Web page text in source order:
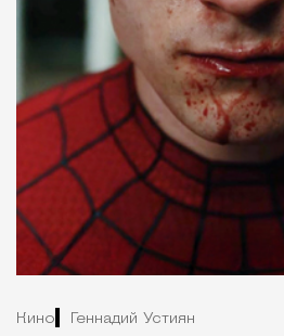
Кино Геннадий Устиян